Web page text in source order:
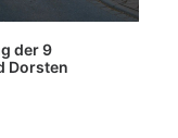
der 9
Dorsten